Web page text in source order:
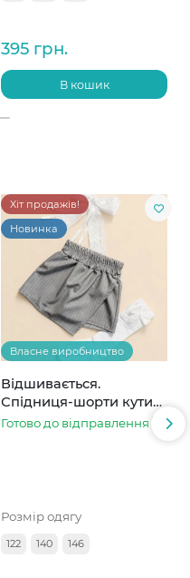
395 грн.
В кошик
Хіт продажів!
Новинка
Власне виробництво
Відшивається.
Спідниця-шорти кутик
сіра в смужку
Готово до відправлення
Розмір одягу
122 140 146